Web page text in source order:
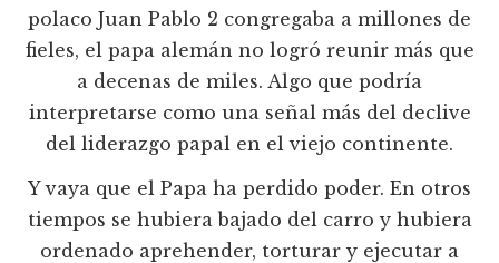
polaco Juan Pablo 2 congregaba a millones de
fieles, el papa alemán no logró reunir más que
a decenas de miles. Algo que podría
interpretarse como una señal más del declive
del liderazgo papal en el viejo continente.
Y vaya que el Papa ha perdido poder. En otros
tiempos se hubiera bajado del carro y hubiera
ordenado aprehender, torturar y ejecutar a